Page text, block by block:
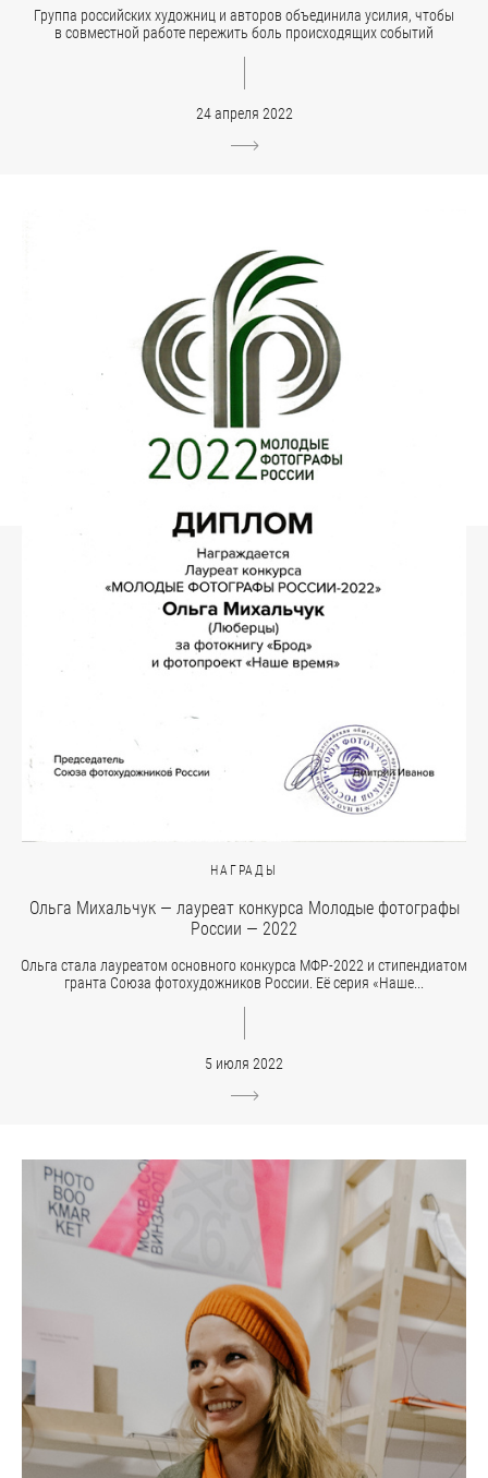
Группа российских художниц и авторов объединила усилия, чтобы
в совместной работе пережить боль происходящих событий
24 апреля 2022
НАГРАДЫ
Ольга Михальчук — лауреат конкурса Молодые фотографы
России — 2022
Ольга стала лауреатом основного конкурса МФР-2022 и стипендиатом
гранта Союза фотохудожников России. Её серия «Наше...
5 июля 2022